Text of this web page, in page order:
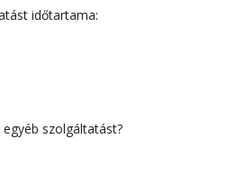
időtartama:
szolgáltatást?